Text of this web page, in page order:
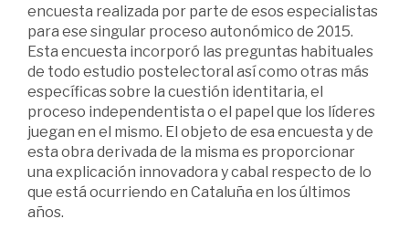
encuesta realizada por parte de esos especialistas
para ese singular proceso autonómico de 2015.
Esta encuesta incorporó las preguntas habituales
de todo estudio postelectoral así como otras más
específicas sobre la cuestión identitaria, el
proceso independentista o el papel que los líderes
juegan en el mismo. El objeto de esa encuesta y de
esta obra derivada de la misma es proporcionar
una explicación innovadora y cabal respecto de lo
que está ocurriendo en Cataluña en los últimos
años.